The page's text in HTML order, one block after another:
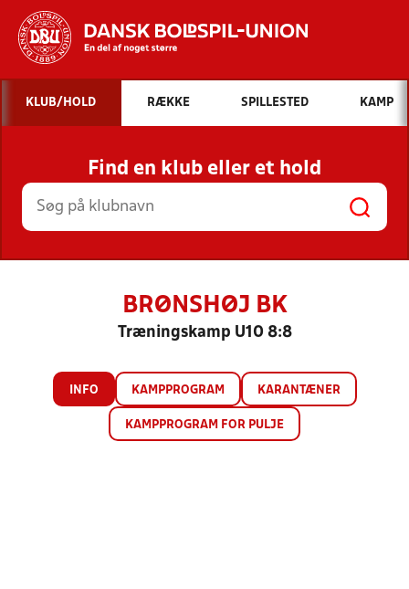
Hvad vil du søge efter?
INDHOLD OG NYHEDER
STILLINGER, RESULTATER, KLUBBER OG
HOLD
KLUB/HOLD RÆKKE SPILLESTED KAMP
Find en klub eller et hold
BRØNSHØJ BK
Træningskamp U10 8:8
INFO KAMPPROGRAM KARANTÆNER
KAMPPROGRAM FOR PULJE